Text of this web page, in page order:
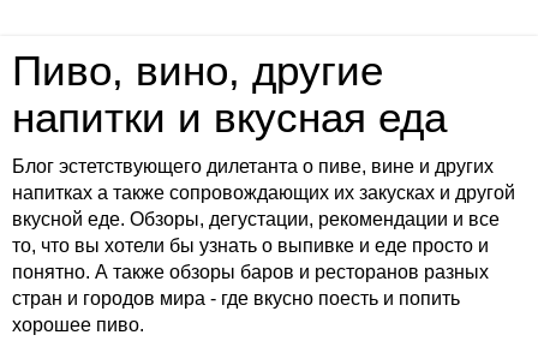
Пиво, вино, другие
напитки и вкусная еда
Блог эстетствующего дилетанта о пиве, вине и других
напитках а также сопровождающих их закусках и другой
вкусной еде. Обзоры, дегустации, рекомендации и все
то, что вы хотели бы узнать о выпивке и еде просто и
понятно. А также обзоры баров и ресторанов разных
стран и городов мира - где вкусно поесть и попить
хорошее пиво.